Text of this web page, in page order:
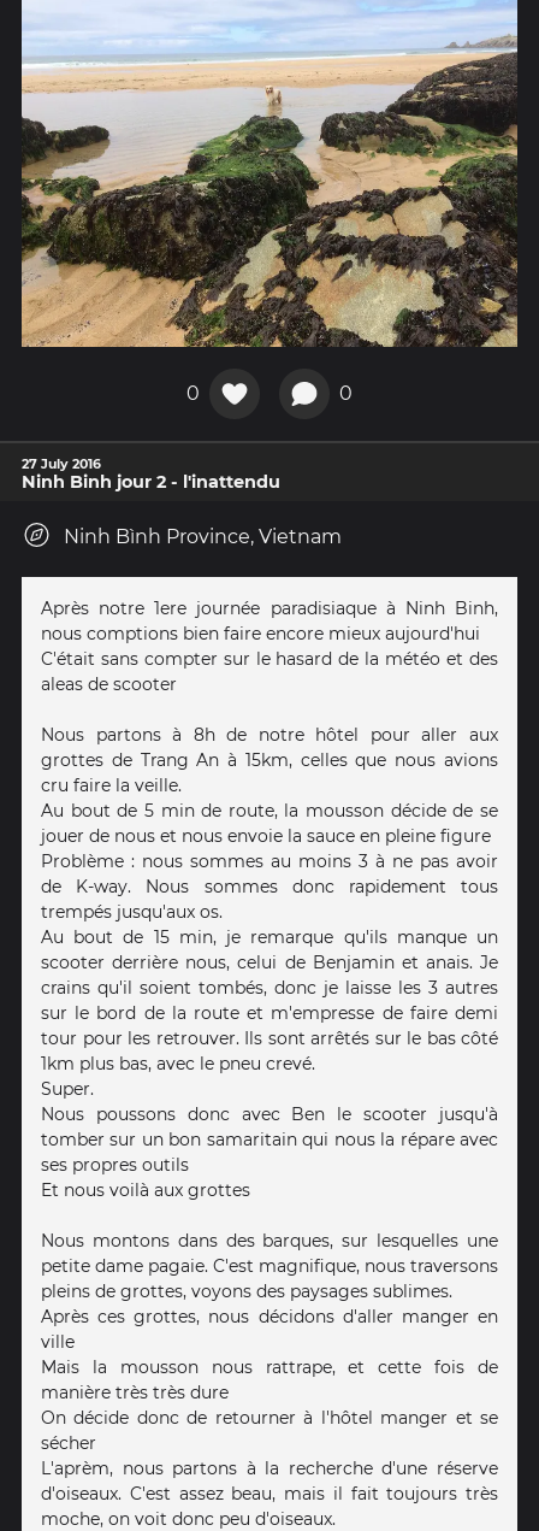
0 0
27 July 2016
Ninh Binh jour 2 - l'inattendu
Ninh Bình Province, Vietnam
Après notre 1ere journée paradisiaque à Ninh Binh,
nous comptions bien faire encore mieux aujourd'hui
C'était sans compter sur le hasard de la météo et des
aleas de scooter
Nous partons à 8h de notre hôtel pour aller aux
grottes de Trang An à 15km, celles que nous avions
cru faire la veille.
Au bout de 5 min de route, la mousson décide de se
jouer de nous et nous envoie la sauce en pleine figure
Problème : nous sommes au moins 3 à ne pas avoir
de K-way. Nous sommes donc rapidement tous
trempés jusqu'aux os.
Au bout de 15 min, je remarque qu'ils manque un
scooter derrière nous, celui de Benjamin et anais. Je
crains qu'il soient tombés, donc je laisse les 3 autres
sur le bord de la route et m'empresse de faire demi
tour pour les retrouver. Ils sont arrêtés sur le bas côté
1km plus bas, avec le pneu crevé.
Super.
Nous poussons donc avec Ben le scooter jusqu'à
tomber sur un bon samaritain qui nous la répare avec
ses propres outils
Et nous voilà aux grottes
Nous montons dans des barques, sur lesquelles une
petite dame pagaie. C'est magnifique, nous traversons
pleins de grottes, voyons des paysages sublimes.
Après ces grottes, nous décidons d'aller manger en
ville
Mais la mousson nous rattrape, et cette fois de
manière très très dure
On décide donc de retourner à l'hôtel manger et se
sécher
L'aprèm, nous partons à la recherche d'une réserve
d'oiseaux. C'est assez beau, mais il fait toujours très
moche, on voit donc peu d'oiseaux.